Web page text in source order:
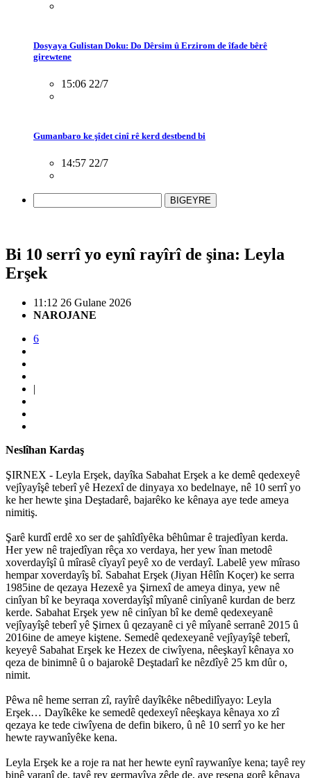
Dosyaya Gulistan Doku: Do Dêrsim û Erzirom de îfade bêrê
girewtene
15:06 22/7
Gumanbaro ke şîdet cinî rê kerd destbend bi
14:57 22/7
BIGEYRE
Bi 10 serrî yo eynî rayîrî de şina: Leyla
Erşek
11:12 26 Gulane 2026
NAROJANE
6
|
Neslîhan Kardaş
ŞIRNEX - Leyla Erşek, dayîka Sabahat Erşek a ke demê qedexeyê
vejîyayîşê teberî yê Hezexî de dinyaya xo bedelnaye, nê 10 serrî yo
ke her hewte şina Deştadarê, bajarêko ke kênaya aye tede ameya
nimitiş.
Şarê kurdî erdê xo ser de şahîdîyêka bêhûmar ê trajedîyan kerda.
Her yew nê trajedîyan rêça xo verdaya, her yew înan metodê
xoverdayîşî û mîrasê cîyayî peyê xo de verdayî. Labelê yew mîraso
hempar xoverdayîş bî. Sabahat Erşek (Jiyan Hêlîn Koçer) ke serra
1985ine de qezaya Hezexê ya Şirnexî de ameya dinya, yew nê
cinîyan bî ke beyraqa xoverdayîşî mîyanê cinîyanê kurdan de berz
kerde. Sabahat Erşek yew nê cinîyan bî ke demê qedexeyanê
vejîyayîşê teberî yê Şirnex û qezayanê ci yê mîyanê serranê 2015 û
2016ine de ameye kiştene. Semedê qedexeyanê vejîyayîşê teberî,
keyeyê Sabahat Erşek ke Hezex de ciwîyena, nêeşkayî kênaya xo
qeza de binimnê û o bajarokê Deştadarî ke nêzdîyê 25 km dûr o,
nimit.
Pêwa nê heme serran zî, rayîrê dayîkêke nêbedilîyayo: Leyla
Erşek… Dayîkêke ke semedê qedexeyî nêeşkaya kênaya xo zî
qezaya ke tede ciwîyena de defin bikero, û nê 10 serrî yo ke her
hewte raywanîyêke kena.
Leyla Erşek ke a roje ra nat her hewte eynî raywanîye kena; tayê rey
binê varanî de, tayê rey germayîya zêde de, aye resena gorê kênaya